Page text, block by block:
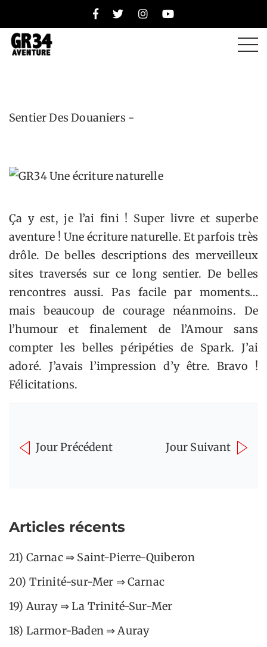
Sentier Des Douaniers -
Ça y est, je l’ai fini ! Super livre et superbe
aventure ! Une écriture naturelle. Et parfois très
drôle. De belles descriptions des merveilleux
sites traversés sur ce long sentier. De belles
rencontres aussi. Pas facile par moments…
mais beaucoup de courage néanmoins. De
l’humour et finalement de l’Amour sans
compter les belles péripéties de Spark. J’ai
adoré. J’avais l’impression d’y être. Bravo !
Félicitations.
Jour Précédent Jour Suivant
Articles récents
21) Carnac ⇒ Saint-Pierre-Quiberon
20) Trinité-sur-Mer ⇒ Carnac
19) Auray ⇒ La Trinité-Sur-Mer
18) Larmor-Baden ⇒ Auray